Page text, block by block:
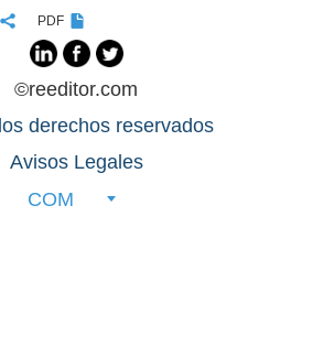
PDF
©reeditor.com
derechos reservados
Avisos Legales